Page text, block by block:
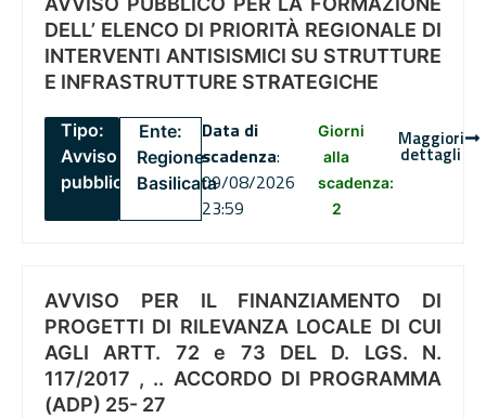
DELL’ ELENCO DI PRIORITÀ REGIONALE DI
INTERVENTI ANTISISMICI SU STRUTTURE
E INFRASTRUTTURE STRATEGICHE
Tipo:
Avviso
pubblico
Ente:
Regione
Basilicata
Data di
scadenza:
09/08/2026
23:59
Giorni
alla
scadenza:
2
Maggiori
dettagli
AVVISO PER IL FINANZIAMENTO DI
PROGETTI DI RILEVANZA LOCALE DI CUI
AGLI ARTT. 72 e 73 DEL D. LGS. N.
117/2017 , .. ACCORDO DI PROGRAMMA
(ADP) 25- 27